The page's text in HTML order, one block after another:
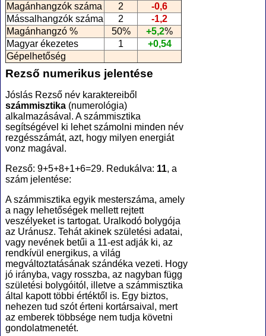
Magánhangzók száma
2
-0,6
Mássalhangzók száma
2
-1,2
Magánhangzó %
50% +5,2%
Magyar ékezetes
1
+0,54
Gépelhetőség
Rezső numerikus jelentése
Jóslás Rezső név karaktereiből
számmisztika (numerológia)
alkalmazásával. A számmisztika
segítségével ki lehet számolni minden név
rezgésszámát, azt, hogy milyen energiát
vonz magával.
Rezső: 9+5+8+1+6=29. Redukálva: 11, a
szám jelentése:
A számmisztika egyik mesterszáma, amely
a nagy lehetőségek mellett rejtett
veszélyeket is tartogat. Uralkodó bolygója
az Uránusz. Tehát akinek születési adatai,
vagy nevének betűi a 11-est adják ki, az
rendkívül energikus, a világ
megváltoztatásának szándéka vezeti. Hogy
jó irányba, vagy rosszba, az nagyban függ
születési bolygóitól, illetve a számmisztika
által kapott többi értéktől is. Egy biztos,
nehezen tud szót érteni kortársaival, mert
az emberek többsége nem tudja követni
gondolatmenetét.